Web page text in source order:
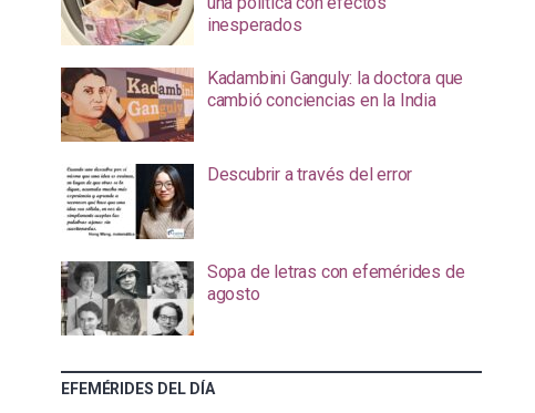
inesperados
Kadambini Ganguly: la doctora que
cambió conciencias en la India
Descubrir a través del error
Sopa de letras con efemérides de
agosto
EFEMÉRIDES DEL DÍA